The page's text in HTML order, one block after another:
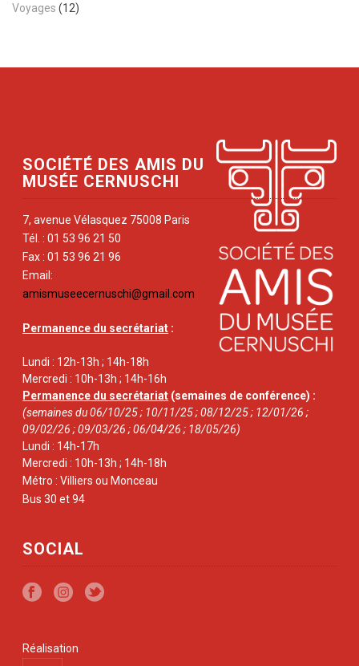
Voyages (12)
SOCIÉTÉ DES AMIS DU
MUSÉE CERNUSCHI
7, avenue Vélasquez 75008 Paris
Tél. : 01 53 96 21 50
Fax : 01 53 96 21 96
Email:
amismuseecernuschi@gmail.com
Permanence du secrétariat :
Lundi : 12h-13h ; 14h-18h
Mercredi : 10h-13h ; 14h-16h
Permanence du secrétariat (semaines de conférence) :
(semaines du 06/10/25 ; 10/11/25 ; 08/12/25 ; 12/01/26 ;
09/02/26 ; 09/03/26 ; 06/04/26 ; 18/05/26)
Lundi : 14h-17h
Mercredi : 10h-13h ; 14h-18h
Métro : Villiers ou Monceau
Bus 30 et 94
SOCIAL
Réalisation